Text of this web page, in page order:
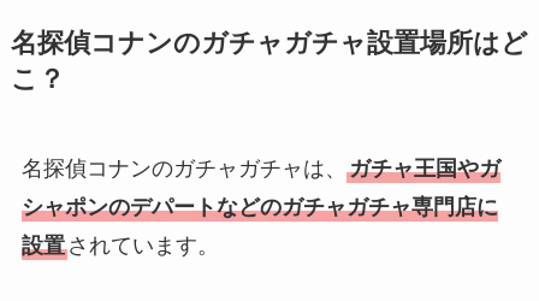
名探偵コナンのガチャガチャ設置場所はど
こ？
名探偵コナンのガチャガチャは、 ガチャ王国やガ
シャポンのデパートなどのガチャガチャ専門店に
設置されています。